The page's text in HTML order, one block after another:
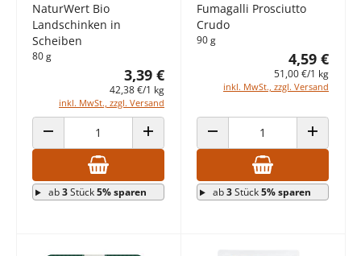
NaturWert Bio
Landschinken in
Scheiben
80 g
3,39 €
42,38 €/1 kg
inkl. MwSt., zzgl. Versand
ANZAHL VERRINGERN ANZAHL ERHÖHEN
ab3Stück5% sparen
Fumagalli Prosciutto
Crudo
90 g
4,59 €
51,00 €/1 kg
inkl. MwSt., zzgl. Versand
ANZAHL VERRINGERN ANZAHL
ab3Stück5% sparen